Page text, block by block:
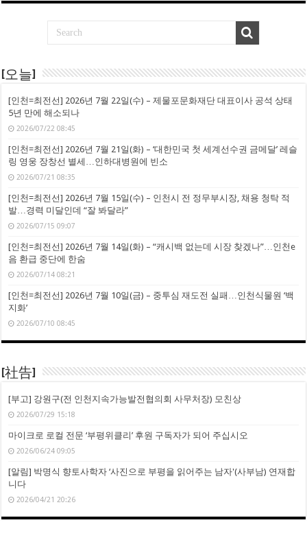
[오늘]
[인천=최전선] 2026년 7월 22일(수) – 제물포문화재단 대표이사 공석 상태
5년 만에 해소되나
2026/07/22 08:45
[인천=최전선] 2026년 7월 21일(화) – ‘대한민국 첫 세계선수권 금메달’ 레슬
링 영웅 장창선 별세…인하대병원에 빈소
2026/07/21 08:35
[인천=최전선] 2026년 7월 15일(수) – 인천시 전 정무부시장, 채용 청탁 적
발…경력 미달인데 “잘 봐달라”
2026/07/15 09:07
[인천=최전선] 2026년 7월 14일(화) – “캐시백 없는데 시장 찾겠나”…인천e
음 환급 중단에 한숨
2026/07/14 08:21
[인천=최전선] 2026년 7월 10일(금) – 중투심 재도전 실패…인천식물원 ‘백
지화’
2026/07/10 08:45
[社告]
[부고] 강원구(전 인천지속가능발전협의회 사무처장) 모친상
2026/07/29 15:18
마이크로 로컬 전문 ‘부평위클리’ 후원 구독자가 되어 주십시오
2026/06/24 09:05
[알림] 박명식 향토사학자 ‘사진으로 부평을 읽어주는 남자'(사부남) 연재합
니다
2026/04/21 20:26